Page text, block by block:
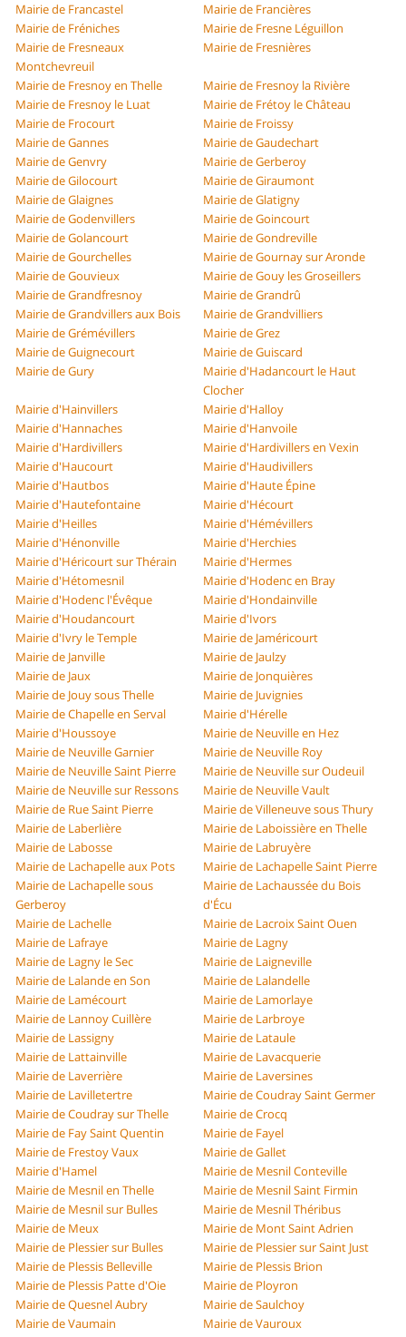
Mairie de Francastel
Mairie de Francières
Mairie de Fréniches
Mairie de Fresne Léguillon
Mairie de Fresneaux
Montchevreuil
Mairie de Fresnières
Mairie de Fresnoy en Thelle
Mairie de Fresnoy la Rivière
Mairie de Fresnoy le Luat
Mairie de Frétoy le Château
Mairie de Frocourt
Mairie de Froissy
Mairie de Gannes
Mairie de Gaudechart
Mairie de Genvry
Mairie de Gerberoy
Mairie de Gilocourt
Mairie de Giraumont
Mairie de Glaignes
Mairie de Glatigny
Mairie de Godenvillers
Mairie de Goincourt
Mairie de Golancourt
Mairie de Gondreville
Mairie de Gourchelles
Mairie de Gournay sur Aronde
Mairie de Gouvieux
Mairie de Gouy les Groseillers
Mairie de Grandfresnoy
Mairie de Grandrû
Mairie de Grandvillers aux Bois
Mairie de Grandvilliers
Mairie de Grémévillers
Mairie de Grez
Mairie de Guignecourt
Mairie de Guiscard
Mairie de Gury
Mairie d'Hadancourt le Haut
Clocher
Mairie d'Hainvillers
Mairie d'Halloy
Mairie d'Hannaches
Mairie d'Hanvoile
Mairie d'Hardivillers
Mairie d'Hardivillers en Vexin
Mairie d'Haucourt
Mairie d'Haudivillers
Mairie d'Hautbos
Mairie d'Haute Épine
Mairie d'Hautefontaine
Mairie d'Hécourt
Mairie d'Heilles
Mairie d'Hémévillers
Mairie d'Hénonville
Mairie d'Herchies
Mairie d'Héricourt sur Thérain
Mairie d'Hermes
Mairie d'Hétomesnil
Mairie d'Hodenc en Bray
Mairie d'Hodenc l'Évêque
Mairie d'Hondainville
Mairie d'Houdancourt
Mairie d'Ivors
Mairie d'Ivry le Temple
Mairie de Jaméricourt
Mairie de Janville
Mairie de Jaulzy
Mairie de Jaux
Mairie de Jonquières
Mairie de Jouy sous Thelle
Mairie de Juvignies
Mairie de Chapelle en Serval
Mairie d'Hérelle
Mairie d'Houssoye
Mairie de Neuville en Hez
Mairie de Neuville Garnier
Mairie de Neuville Roy
Mairie de Neuville Saint Pierre
Mairie de Neuville sur Oudeuil
Mairie de Neuville sur Ressons
Mairie de Neuville Vault
Mairie de Rue Saint Pierre
Mairie de Villeneuve sous Thury
Mairie de Laberlière
Mairie de Laboissière en Thelle
Mairie de Labosse
Mairie de Labruyère
Mairie de Lachapelle aux Pots
Mairie de Lachapelle Saint Pierre
Mairie de Lachapelle sous
Gerberoy
Mairie de Lachaussée du Bois
d'Écu
Mairie de Lachelle
Mairie de Lacroix Saint Ouen
Mairie de Lafraye
Mairie de Lagny
Mairie de Lagny le Sec
Mairie de Laigneville
Mairie de Lalande en Son
Mairie de Lalandelle
Mairie de Lamécourt
Mairie de Lamorlaye
Mairie de Lannoy Cuillère
Mairie de Larbroye
Mairie de Lassigny
Mairie de Lataule
Mairie de Lattainville
Mairie de Lavacquerie
Mairie de Laverrière
Mairie de Laversines
Mairie de Lavilletertre
Mairie de Coudray Saint Germer
Mairie de Coudray sur Thelle
Mairie de Crocq
Mairie de Fay Saint Quentin
Mairie de Fayel
Mairie de Frestoy Vaux
Mairie de Gallet
Mairie d'Hamel
Mairie de Mesnil Conteville
Mairie de Mesnil en Thelle
Mairie de Mesnil Saint Firmin
Mairie de Mesnil sur Bulles
Mairie de Mesnil Théribus
Mairie de Meux
Mairie de Mont Saint Adrien
Mairie de Plessier sur Bulles
Mairie de Plessier sur Saint Just
Mairie de Plessis Belleville
Mairie de Plessis Brion
Mairie de Plessis Patte d'Oie
Mairie de Ployron
Mairie de Quesnel Aubry
Mairie de Saulchoy
Mairie de Vaumain
Mairie de Vauroux